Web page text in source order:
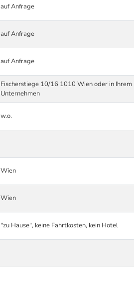
auf Anfrage
auf Anfrage
auf Anfrage
Fischerstiege 10/16 1010 Wien oder in Ihrem
Unternehmen
w.o.
Wien
Wien
"zu Hause", keine Fahrtkosten, kein Hotel